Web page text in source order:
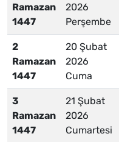
Ramazan
1447
2026
Perşembe
2
Ramazan
1447
20 Şubat
2026
Cuma
3
Ramazan
1447
21 Şubat
2026
Cumartesi